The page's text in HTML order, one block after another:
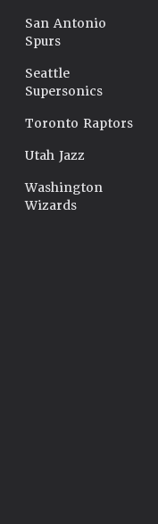
San Antonio
Spurs
Seattle
Supersonics
Toronto Raptors
Utah Jazz
Washington
Wizards